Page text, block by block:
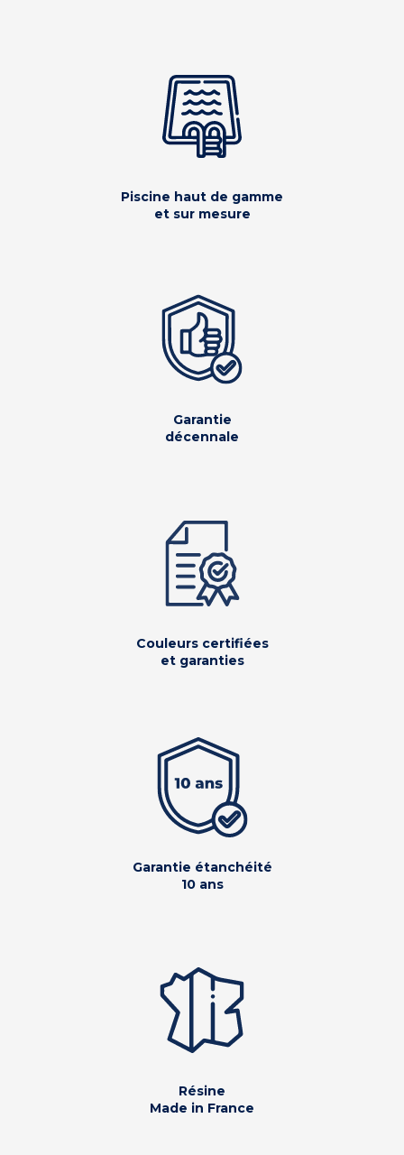
Piscine haut de gamme
et sur mesure
Garantie
décennale
Couleurs certifiées
et garanties
Garantie étanchéité
10 ans
Résine
Made in France